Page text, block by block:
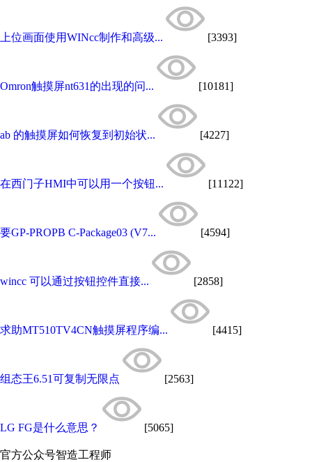
上位画面使用WINcc制作和高级... [3393]
Omron触摸屏nt631的出现的问... [10181]
ab 的触摸屏如何恢复到初始状... [4227]
在西门子HMI中可以用一个按钮... [11122]
要GP-PROPB C-Package03 (V7... [4594]
wincc 可以通过按钮控件直接... [2858]
求助MT510TV4CN触摸屏程序编... [4415]
组态王6.51可复制无限点 [2563]
LG FG是什么意思？ [5065]
官方公众号智造工程师